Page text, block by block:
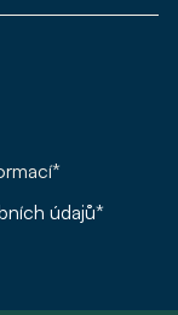
údajů*